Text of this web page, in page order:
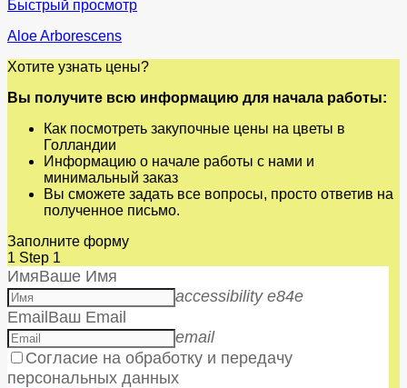
Быстрый просмотр
Aloe Arborescens
Хотите узнать цены?
Вы получите всю информацию для начала работы:
Как посмотреть закупочные цены на цветы в
Голландии
Информацию о начале работы с нами и
минимальный заказ
Вы сможете задать все вопросы, просто ответив на
полученное письмо.
Заполните форму
1 Step 1
ИмяВаше Имя
accessibility e84e
EmailВаш Email
email
Согласие на обработку и передачу
персональных данных